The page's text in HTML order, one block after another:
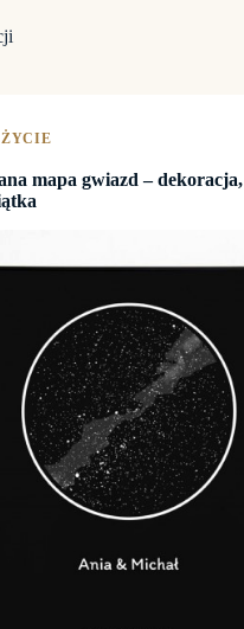
ŻYCIE
mapa gwiazd – dekoracja,